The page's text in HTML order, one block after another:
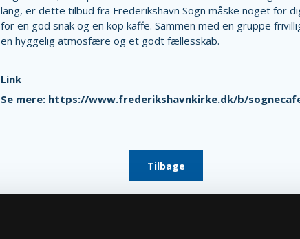
lang, er dette tilbud fra Frederikshavn Sogn måske noget for
for en god snak og en kop kaffe. Sammen med en gruppe
en hyggelig atmosfære og et godt fællesskab.
Link
Se mere: https://www.frederikshavnkirke.dk/b/
Tilbage